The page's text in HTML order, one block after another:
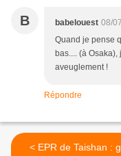
B babelouest 08/
Quand je pense
bas.... (à
aveuglement !
Répondre
< EPR de Taishan : gaz